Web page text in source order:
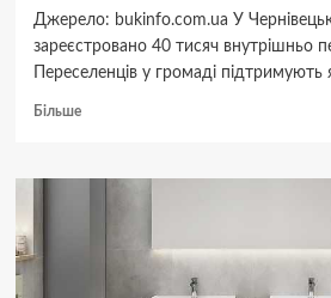
Джерело: bukinfo.com.ua У
зареєстровано 40 тисяч внутрішньо
Переселенців у громаді підтримують
БільшеДокладніше
Чернівцях